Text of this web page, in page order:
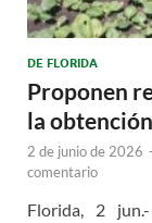
DE FLORIDA
Proponen
la
2 de junio de 2026 -
comentario
Florida, 2